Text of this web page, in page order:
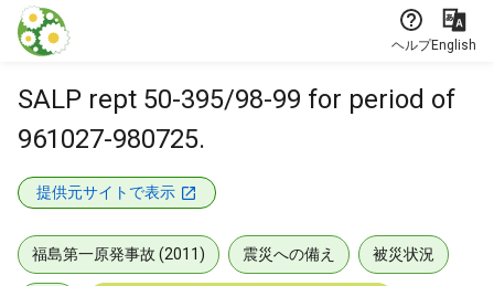
本文に飛ぶ
ヘルプEnglish
SALP rept 50-395/98-99 for period of
961027-980725.
提供元サイトで表示
福島第一原発事故 (2011) 震災への備え 被災状況